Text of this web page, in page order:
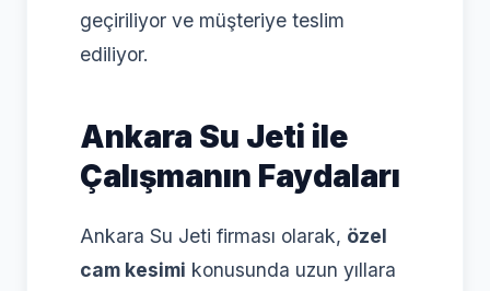
geçiriliyor ve müşteriye teslim
ediliyor.
Ankara Su Jeti ile
Çalışmanın Faydaları
Ankara Su Jeti firması olarak, özel
cam kesimi konusunda uzun yıllara